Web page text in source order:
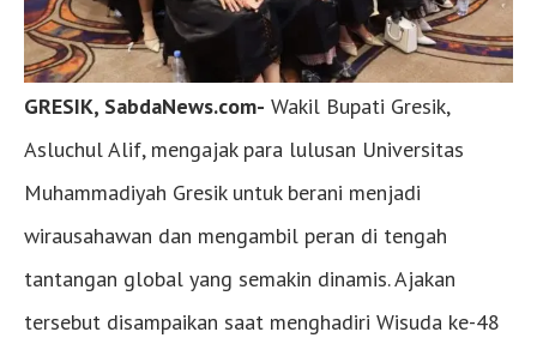
GRESIK, SabdaNews.com- Wakil Bupati Gresik,
Asluchul Alif, mengajak para lulusan Universitas
Muhammadiyah Gresik untuk berani menjadi
wirausahawan dan mengambil peran di tengah
tantangan global yang semakin dinamis. Ajakan
tersebut disampaikan saat menghadiri Wisuda ke-48